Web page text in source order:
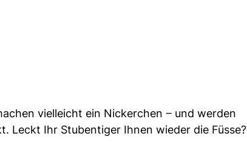
vielleicht ein Nickerchen ‒ und werden
Leckt Ihr Stubentiger Ihnen wieder die Füsse?